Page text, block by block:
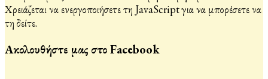
Χρειάζεται να ενεργοποιήσετε τη JavaScript για να μπορέσετε να
τη δείτε.
Ακολουθήστε μας στο Facebook